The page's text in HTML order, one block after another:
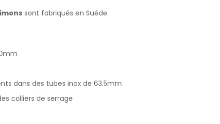
sont fabriqués en Suéde.
dans des tubes inox de 63.5mm
colliers de serrage